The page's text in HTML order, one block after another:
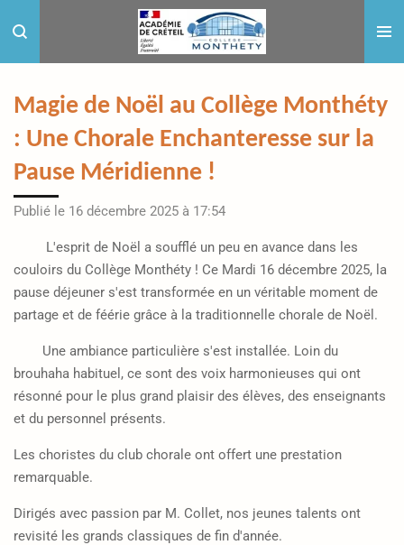
au
contenu
Magie de Noël au Collège Monthéty
: Une Chorale Enchanteresse sur la
Pause Méridienne !
Publié le 16 décembre 2025 à 17:54
L'esprit de Noël a soufflé un peu en avance dans les
couloirs du Collège Monthéty ! Ce Mardi 16 décembre 2025, la
pause déjeuner s'est transformée en un véritable moment de
partage et de féérie grâce à la traditionnelle chorale de Noël.
Une ambiance particulière s'est installée. Loin du
brouhaha habituel, ce sont des voix harmonieuses qui ont
résonné pour le plus grand plaisir des élèves, des enseignants
et du personnel présents.
Les choristes du club chorale ont offert une prestation
remarquable.
Dirigés avec passion par M. Collet, nos jeunes talents ont
revisité les grands classiques de fin d'année.